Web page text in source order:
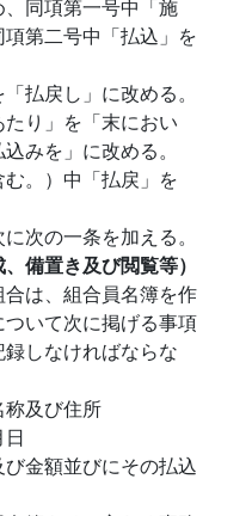
、同項第一号中「施
第二号中「払込」を
払戻し」に改める。
り」を「末におい
みを」に改める。
。）中「払戻」を
次の一条を加える。
備置き及び閲覧等）
合は、組合員名簿を作
いて次に掲げる事項
しなければならな
及び住所
金額並びにその払込